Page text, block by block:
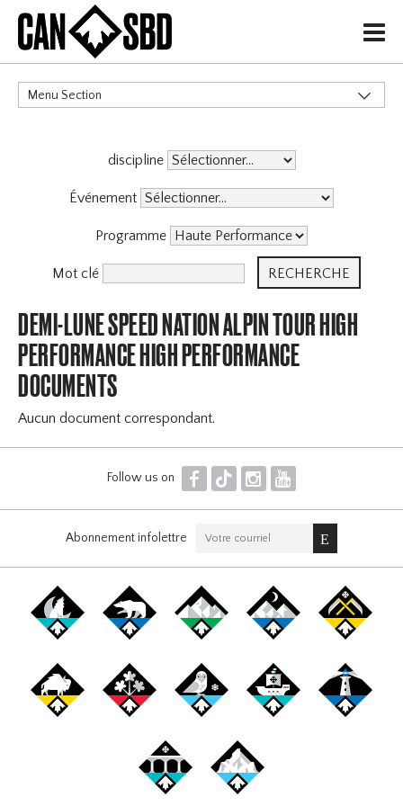
H
Menu Section
discipline
Événement
Programme
Mot clé
DEMI-LUNE SPEED NATION ALPIN TOUR HIGH
PERFORMANCE HIGH PERFORMANCE
DOCUMENTS
Aucun document correspondant.
Follow us on F T I Y
Abonnement infolettre